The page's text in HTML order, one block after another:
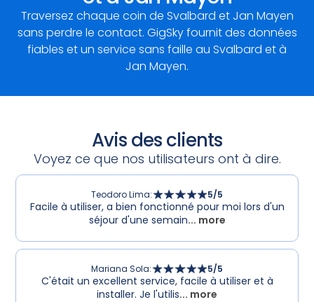
Traversez chaque coin de Svalbard et Jan Mayen
sans perdre le contact. GigSky fournit des données
fiables et un service sans faille au Svalbard et à
Jan Mayen.
Avis des clients
Voyez ce que nos utilisateurs ont à dire.
Teodoro Lima: 5/5
Facile à utiliser, a bien fonctionné pour moi lors d'un
séjour d'une semain... more
Mariana Sola: 5/5
C'était un excellent service, facile à utiliser et à
installer. Je l'utilis... more